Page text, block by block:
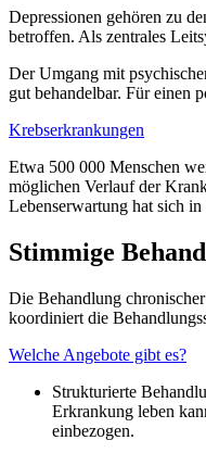
Depressionen gehören zu
betroffen. Als zentrales
Der Umgang mit
gut behandelbar. Für einen
Krebserkrankungen
Etwa 500 000 Menschen
möglichen Verlauf der
Lebenserwartung hat sich in
Stimmige
Die Behandlung
koordiniert die
Welche Angebote gibt es?
Strukturierte
Erkrankung leben
einbezogen.